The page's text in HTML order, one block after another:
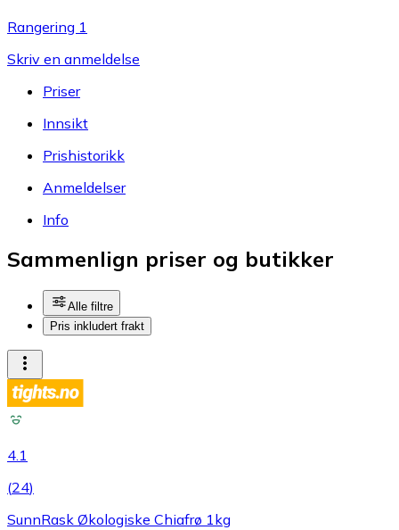
Rangering 1
Skriv en anmeldelse
Priser
Innsikt
Prishistorikk
Anmeldelser
Info
Sammenlign priser og butikker
Alle filtre
Pris inkludert frakt
4.1
(24)
SunnRask Økologiske Chiafrø 1kg